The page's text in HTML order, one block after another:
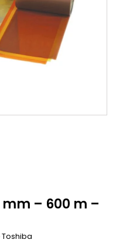
– 600 m –
Toshiba